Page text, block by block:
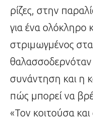
ρίζες, στην
για ένα ολόκληρο
στριμωγμένος
συνάντηση και η
πώς μπορεί να
«Τον κοιτούσα